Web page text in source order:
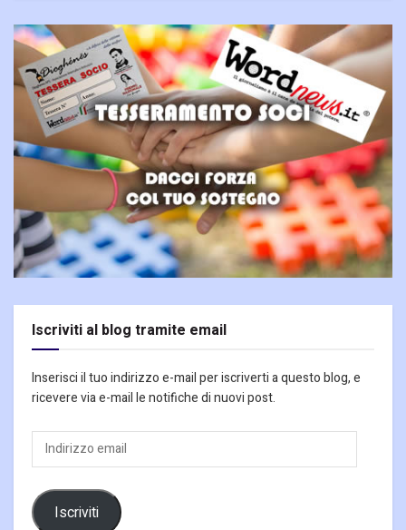
Iscriviti al blog tramite email
Inserisci il tuo indirizzo e-mail per iscriverti a questo blog, e
ricevere via e-mail le notifiche di nuovi post.
Indirizzo
email
Iscriviti